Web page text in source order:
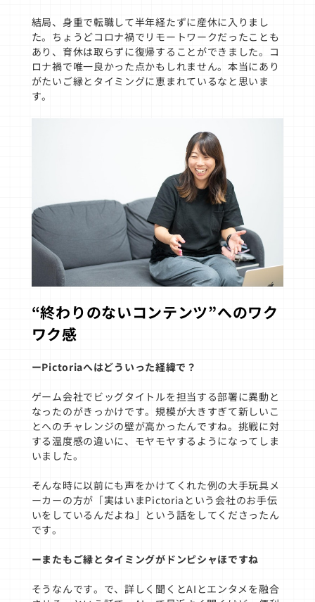
結局、身重で転職して半年経たずに産休に入りまし
た。ちょうどコロナ禍でリモートワークだったことも
あり、育休は取らずに復帰することができました。コ
ロナ禍で唯一良かった点かもしれません。本当にあり
がたいご縁とタイミングに恵まれているなと思いま
す。
“終わりのないコンテンツ”へのワク
ワク感
ーPictoriaへはどういった経緯で？
ゲーム会社でビッグタイトルを担当する部署に異動と
なったのがきっかけです。規模が大きすぎて新しいこ
とへのチャレンジの壁が高かったんですね。挑戦に対
する温度感の違いに、モヤモヤするようになってしま
いました。
そんな時に以前にも声をかけてくれた例の大手玩具メ
ーカーの方が「実はいまPictoriaという会社のお手伝
いをしているんだよね」という話をしてくださったん
です。
ーまたもご縁とタイミングがドンピシャほですね
そうなんです。で、詳しく聞くとAIとエンタメを融合